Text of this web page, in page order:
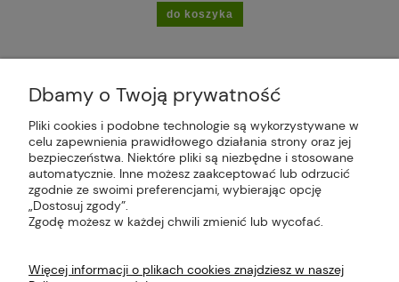
do koszyka
Plus Market Sp. z o.o. | Zakręcie 2K, 22-300
Krasnystaw, woj. lubelskie | sklep@plus-market.pl
| tel: 607 770 953 | NIP: 5170405164
Dbamy o Twoją prywatność
Pliki cookies i podobne technologie są wykorzystywane w
celu zapewnienia prawidłowego działania strony oraz jej
bezpieczeństwa. Niektóre pliki są niezbędne i stosowane
automatycznie. Inne możesz zaakceptować lub odrzucić
zgodnie ze swoimi preferencjami, wybierając opcję
„Dostosuj zgody”.
Zgodę możesz w każdej chwili zmienić lub wycofać.
Więcej informacji o plikach cookies znajdziesz w naszej